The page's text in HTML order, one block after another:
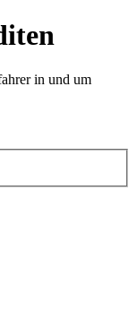
in und um